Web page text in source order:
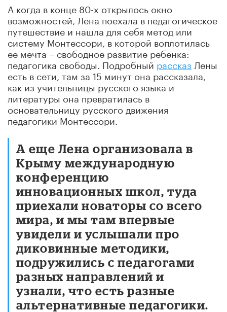
А когда в конце 80-х открылось окно
возможностей, Лена поехала в педагогическое
путешествие и нашла для себя метод или
систему Монтессори, в которой воплотилась
ее мечта – свободное развитие ребенка:
педагогика свободы. Подробный рассказ Лены
есть в сети, там за 15 минут она рассказала,
как из учительницы русского языка и
литературы она превратилась в
основательницу русского движения
педагогики Монтессори.
А еще Лена организовала в
Крыму международную
конференцию
инновационных школ, туда
приехали новаторы со всего
мира, и мы там впервые
увидели и услышали про
диковинные методики,
подружились с педагогами
разных направлений и
узнали, что есть разные
альтернативные педагогики.